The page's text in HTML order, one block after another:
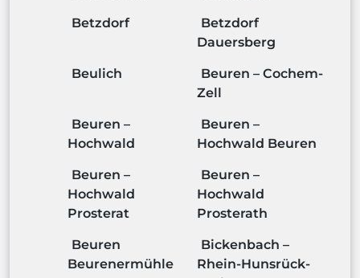
Betzdorf
Betzdorf
Dauersberg
Beulich
Beuren – Cochem-
Zell
Beuren –
Hochwald
Beuren –
Hochwald Beuren
Beuren –
Hochwald
Prosterat
Beuren –
Hochwald
Prosterath
Beuren
Beurenermühle
Bickenbach –
Rhein-Hunsrück-